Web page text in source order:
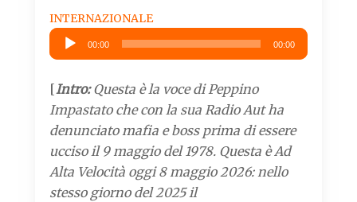
e
b
o
k
t
e
t
s
A
e
r
INTERNAZIONALE
Audio
Player
00:00 00:00
[Intro: Questa è la voce di Peppino
Impastato che con la sua Radio Aut ha
denunciato mafia e boss prima di essere
ucciso il 9 maggio del 1978. Questa è Ad
Alta Velocità oggi 8 maggio 2026: nello
stesso giorno del 2025 il